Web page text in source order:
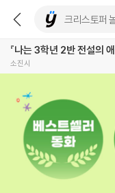
『나는 3학년 2반 전설의
소진시